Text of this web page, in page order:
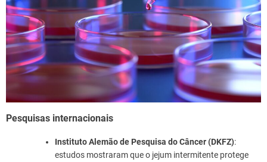
Pesquisas internacionais
Instituto Alemão de Pesquisa do Câncer (DKFZ):
estudos mostraram que o jejum intermitente protege